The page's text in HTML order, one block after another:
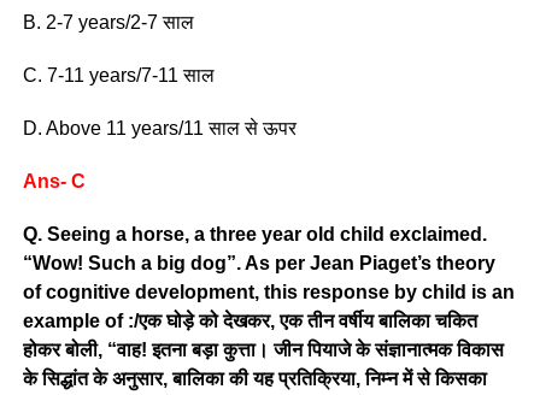
B. 2-7 years/2-7 साल
C. 7-11 years/7-11 साल
D. Above 11 years/11 साल से ऊपर
Ans- C
Q. Seeing a horse, a three year old child exclaimed.
“Wow! Such a big dog”. As per Jean Piaget’s theory
of cognitive development, this response by child is an
example of :/एक घोड़े को देखकर, एक तीन वर्षीय बालिका चकित
होकर बोली, “वाह! इतना बड़ा कुत्ता। जीन पियाजे के संज्ञानात्मक विकास
के सिद्धांत के अनुसार, बालिका की यह प्रतिक्रिया, निम्न में से किसका